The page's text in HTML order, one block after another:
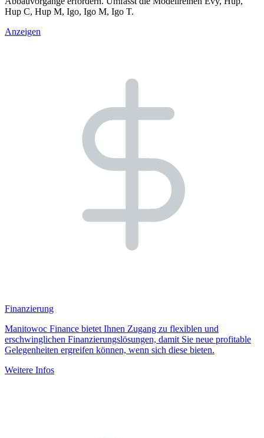
Hup C, Hup M, Igo, Igo M, Igo T.
Anzeigen
Finanzierung
Manitowoc Finance bietet Ihnen Zugang zu flexiblen und
erschwinglichen Finanzierungslösungen, damit Sie neue profitable
Gelegenheiten ergreifen können, wenn sich diese bieten.
Weitere Infos